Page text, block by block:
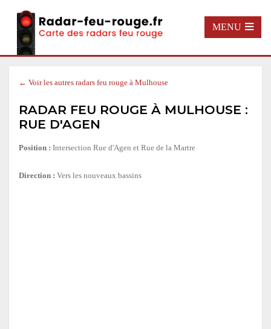
MENU
← Voir les autres radars feu rouge à Mulhouse
RADAR FEU ROUGE À MULHOUSE :
RUE D'AGEN
Position : Intersection Rue d'Agen et Rue de la Martre
Direction : Vers les nouveaux bassins